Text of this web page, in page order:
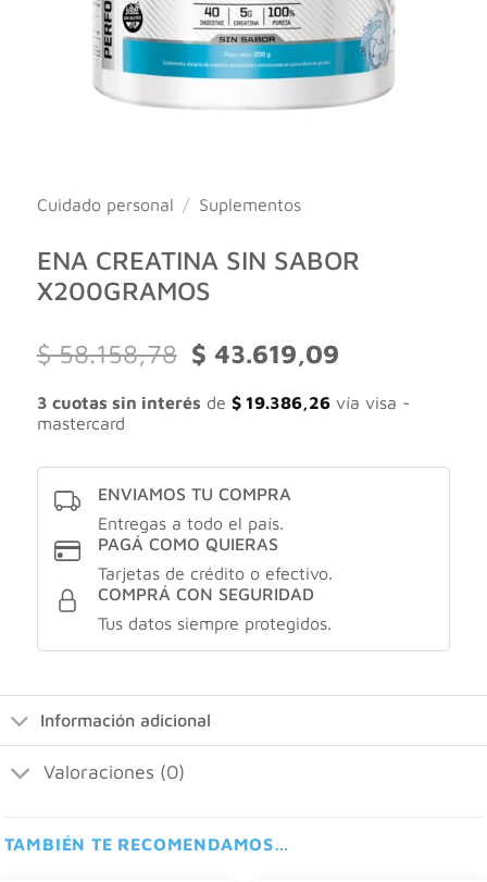
Cuidado personal / Suplementos
ENA CREATINA SIN SABOR
X200GRAMOS
$58.158,78
El
precio
original
era:
$ 43.619,09El
es:
3 cuotas sin interés de $19.386,26vía visa -
mastercard
ENVIAMOS TU COMPRA
Entregas a todo el país.
PAGÁ COMO QUIERAS
Tarjetas de crédito o efectivo.
COMPRÁ CON SEGURIDAD
Tus datos siempre protegidos.
Información adicional
Valoraciones (0)
TAMBIÉN TE RECOMENDAMOS…